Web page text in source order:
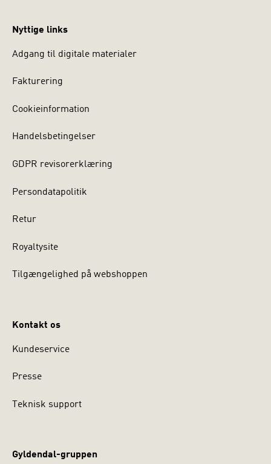
Nyttige links
Adgang til digitale materialer
Fakturering
Cookieinformation
Handelsbetingelser
GDPR revisorerklæring
Persondatapolitik
Retur
Royaltysite
Tilgængelighed på webshoppen
Kontakt os
Kundeservice
Presse
Teknisk support
Gyldendal-gruppen